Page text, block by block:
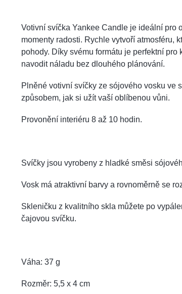
Votivní svíčka Yankee Candle je ideální pro
momenty radosti. Rychle vytvoří atmosféru,
pohody. Díky svému formátu je perfektní pro
navodit náladu bez dlouhého plánování.
Plněné votivní svíčky ze sójového vosku ve
způsobem, jak si užít vaší oblíbenou vůni.
Provonění interiéru 8 až 10 hodin.
Svíčky jsou vyrobeny z hladké směsi
Vosk má atraktivní barvy a rovnoměrně se
Skleničku z kvalitního skla můžete po
čajovou svíčku.
Váha: 37 g
Rozměr: 5,5 x 4 cm